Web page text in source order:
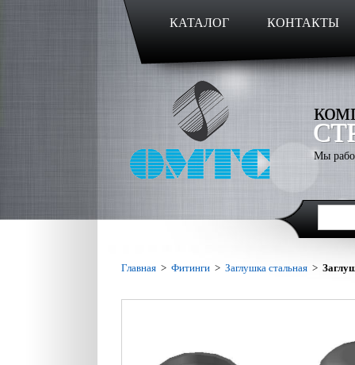
КАТАЛОГ КОНТАКТЫ
Мы
Главная > Фитинги > Заглушка стальная >